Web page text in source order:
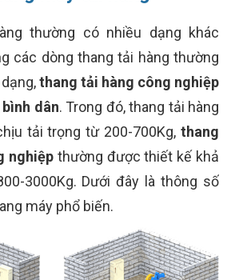
thường có nhiều dạng khác
các dòng thang tải hàng thường
thang tải hàng công nghiệp
dân. Trong đó, thang tải hàng
tải trọng từ 200-700Kg, thang
nghiệp thường được thiết kế khả
3000Kg. Dưới đây là thông số
máy phổ biến.